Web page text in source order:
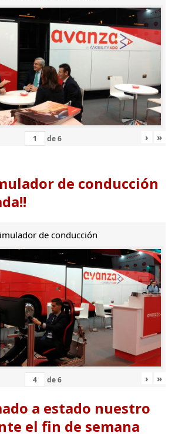
de6 › »
de conducción
de conducción
de6 › »
a estado nuestro
el fin de semana